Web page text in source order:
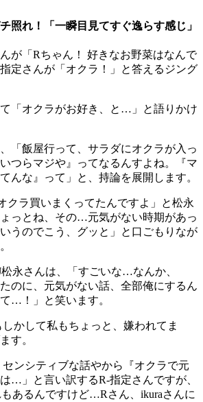
照れ！「一瞬目見てすぐ逸らす感じ」
が「Rちゃん！ 好きなお野菜はなんで
定さんが「オクラ！」と答えるジング
「オクラがお好き、と…」と語りかけ
「飯屋行って、サラダにオクラが入っ
つらマジや』ってなるんすよね。『マ
んな』って」と、持論を展開します。
クラ買いまくってたんですよ」と松永
っとね、その…元気がない時期があっ
うのでこう、グッと」と口ごもりなが
永さんは、「すごいな…なんか、
のに、元気がない話、全部俺にするん
…！」と笑います。
かして私もちょっと、嫌われてま
す。
ンシティブな話やから『オクラで元
…」と言い訳するR-指定さんですが、
あるんですけど…Rさん、ikuraさんに